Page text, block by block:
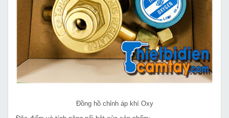
Đồng hồ chỉnh áp khí Oxy